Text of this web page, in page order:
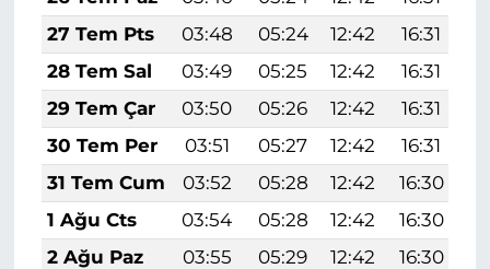
27 Tem Pts
03:48 05:24 12:42 16:31
28 Tem Sal
03:49 05:25 12:42 16:31
29 Tem Çar
03:50 05:26 12:42 16:31
30 Tem Per
03:51 05:27 12:42 16:31
31 Tem Cum
03:52 05:28 12:42 16:30
1 Ağu Cts
03:54 05:28 12:42 16:30
2 Ağu Paz
03:55 05:29 12:42 16:30